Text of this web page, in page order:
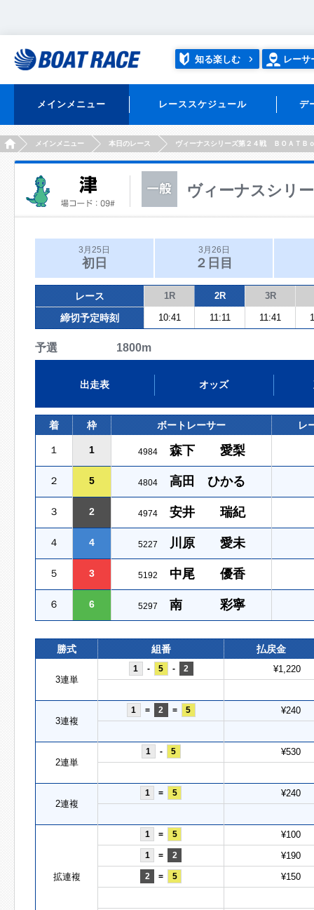
知る楽しむ レーサ
メインメニュー レーススケジュール デ
HOMEメインメニュー 本日のレース ヴィーナスシリーズ第２４戦 ＢＯＡＴＢ
ヴィーナスシリ
3月25日
初日
3月26日
２日目
レース 1R 2R 3R
締切予定時刻 10:41 11:11 11:41
予選 1800m
出走表 オッズ
着 枠 ボートレーサー レ
１ 1 4984 森下 愛梨
２ 5 4804 高田 ひかる
３ 2 4974 安井 瑞紀
４ 4 5227 川原 愛未
５ 3 5192 中尾 優香
６ 6 5297 南 彩寧
勝式 組番 払戻金
3連単
1 - 5 - 2 ¥1,220
3連複
1 = 2 = 5 ¥240
2連単
1 - 5 ¥530
2連複
1 = 5 ¥240
拡連複
1 = 5 ¥100
1 = 2 ¥190
2 = 5 ¥150